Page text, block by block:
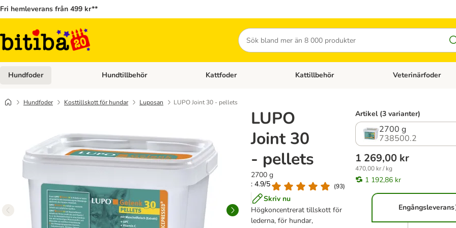
Fri hemleverans från 499 kr**
Sök
Hundfoder Open category menu: Hundfoder
Hundtillbehör Open category menu: Hundtillbehör
Kattfoder Open category menu: Kattfoder
Kattillbehör Open category menu:
Veterinärfoder
Hundfoder Kosttillskott för hundar Luposan LUPO Joint 30 - pellets
LUPO
Joint 30
- pellets
2700 g
: 4.9/5
(93)
Skriv nu
Högkoncentrerat tillskott för
lederna, för hundar,
Artikel (3 varianter)
2700 g
738500.2
1 269,00 kr
470,00 kr / kg
1 192,86 kr
Engångsleverans